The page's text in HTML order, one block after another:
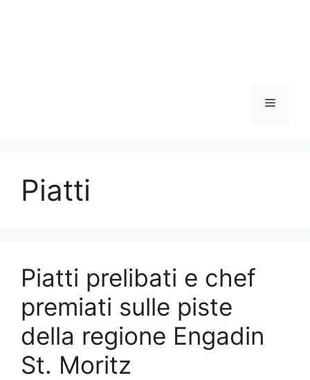
Menu
Piatti
Piatti prelibati e chef
premiati sulle piste
della regione Engadin
St. Moritz